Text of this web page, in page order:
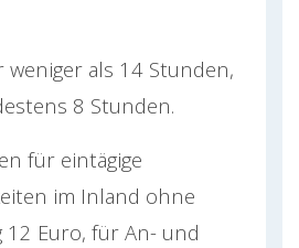
weniger als 14 Stunden,
8 Stunden.
für eintägige
im Inland ohne
Euro, für An- und